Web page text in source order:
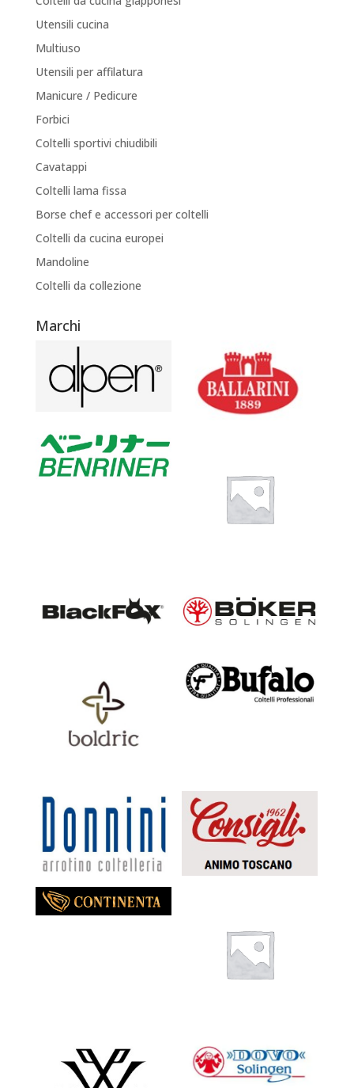
Utensili cucina
Multiuso
Utensili per affilatura
Manicure / Pedicure
Forbici
Coltelli sportivi chiudibili
Cavatappi
Coltelli lama fissa
Borse chef e accessori per coltelli
Coltelli da cucina europei
Mandoline
Coltelli da collezione
Marchi